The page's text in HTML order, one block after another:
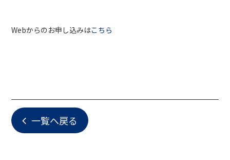
Webからのお申し込みはこちら
一覧へ戻る